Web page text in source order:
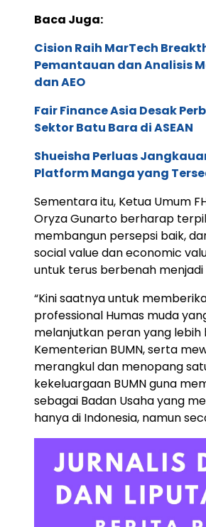
Baca Juga:
Cision Raih MarTech
Pemantauan dan Analisis
dan AEO
Fair Finance Asia Desak
Sektor Batu Bara di ASEAN
Shueisha Perluas
Platform Manga yang
Sementara itu, Ketua Umum
Oryza Gunarto berharap
membangun persepsi baik,
social value dan economic
untuk terus berbenah
“Kini saatnya untuk
professional Humas muda
melanjutkan peran yang
Kementerian BUMN, serta
merangkul dan menopang
kekeluargaan BUMN guna
sebagai Badan Usaha yang
hanya di Indonesia, namun